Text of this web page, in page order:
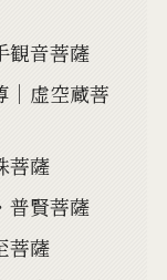
観音菩薩
｜虚空蔵菩
菩薩
普賢菩薩
菩薩